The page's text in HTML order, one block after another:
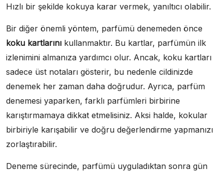
Hızlı bir şekilde kokuya karar vermek, yanıltıcı olabilir.
Bir diğer önemli yöntem, parfümü denemeden önce
koku kartlarını kullanmaktır. Bu kartlar, parfümün ilk
izlenimini almanıza yardımcı olur. Ancak, koku kartları
sadece üst notaları gösterir, bu nedenle cildinizde
denemek her zaman daha doğrudur. Ayrıca, parfüm
denemesi yaparken, farklı parfümleri birbirine
karıştırmamaya dikkat etmelisiniz. Aksi halde, kokular
birbiriyle karışabilir ve doğru değerlendirme yapmanızı
zorlaştırabilir.
Deneme sürecinde, parfümü uyguladıktan sonra gün